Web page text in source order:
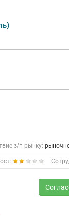
з/п рынку: